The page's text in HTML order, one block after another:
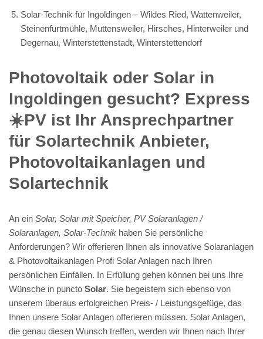
Solar-Technik für Ingoldingen – Wildes Ried, Wattenweiler,
Steinenfurtmühle, Muttensweiler, Hirsches, Hinterweiler und
Degernau, Winterstettenstadt, Winterstettendorf
Photovoltaik oder Solar in
Ingoldingen gesucht? Express
☀️PV️ ist Ihr Ansprechpartner
für Solartechnik Anbieter,
Photovoltaikanlagen und
Solartechnik
An ein Solar, Solar mit Speicher, PV Solaranlagen /
Solaranlagen, Solar-Technik haben Sie persönliche
Anforderungen? Wir offerieren Ihnen als innovative Solaranlagen
& Photovoltaikanlagen Profi Solar Anlagen nach Ihren
persönlichen Einfällen. In Erfüllung gehen können bei uns Ihre
Wünsche in puncto Solar. Sie begeistern sich ebenso von
unserem überaus erfolgreichen Preis- / Leistungsgefüge, das
Ihnen unsere Solar Anlagen offerieren müssen. Solar Anlagen,
die genau diesen Wunsch treffen, werden wir Ihnen nach Ihrer